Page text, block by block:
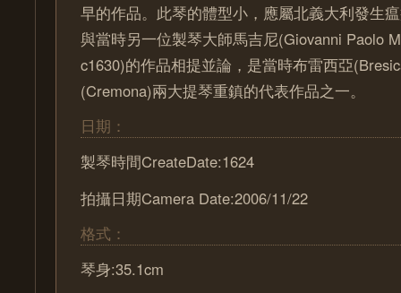
早的作品。此琴的體型小，應屬北義大利發生
與當時另一位製琴大師馬吉尼(Giovanni Paolo
c1630)的作品相提並論，是當時布雷西亞
(Cremona)兩大提琴重鎮的代表作品之一。
日期：
製琴時間CreateDate:1624
拍攝日期Camera Date:2006/11/22
格式：
琴身:35.1cm